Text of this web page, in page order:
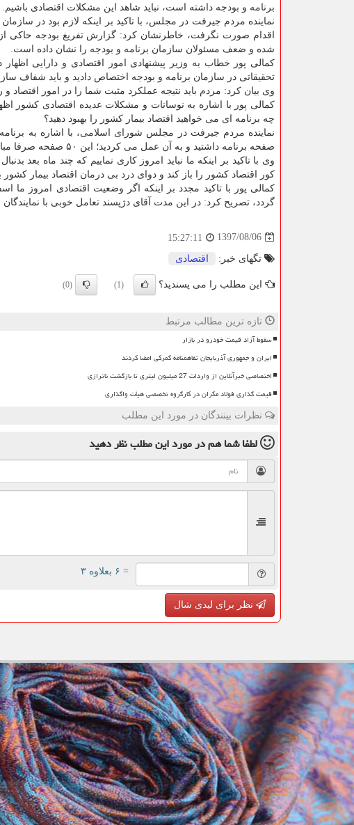
برنامه و بودجه داشته است، نباید شاهد این مشكلات اقتصادی باشیم.
نماینده مردم جیرفت در مجلس، با تاكید بر اینكه لازم بود در
اقدام صورت نگرفت، خاطرنشان كرد: گزارش تفریغ بودجه حاكی
شده و ضعف مسئولان سازمان برنامه و بودجه را نشان داده است.
تحقیقاتی در سازمان برنامه و بودجه اختصاص دادید و باید شفاف
وی بیان كرد: مردم باید نتیجه عملكرد مثبت شما را در امور اقتصاد
كمالی پور با اشاره به نوسانات و مشكلات عدیده اقتصادی كشور
چه برنامه ای می خواهید اقتصاد بیمار كشور را بهبود دهید؟
صفحه برنامه داشتید و به آن عمل می كردید؛ این ۵۰ صفحه صرفا مباحث نظریه و نوشتار است.
وی با تاكید بر اینكه ما نباید امروز كاری نماییم كه چند ماه بعد
كور اقتصاد كشور را باز كند و دوای درد بی درمان اقتصاد بیمار كشور
كمالی پور با تاكید مجدد بر اینكه اگر وضعیت اقتصادی امروز
گردد، تصریح كرد: در این مدت آقای دژپسند تعامل خوبی با
1397/08/06
15:27:11
تگهای خبر: اقتصادی
این مطلب را می پسندید؟ (1)
(0)
تازه ترین مطالب مرتبط
سقوط آزاد قیمت خودرو در بازار
ایران و جمهوری آذربایجان تفاهمنامه گمرکی امضا کردند
اختصاصی خبرآنلاین از واردات 27 میلیون لیتری تا بازگشت ناترازی
قیمت گذاری فولاد مکران در کارگروه تخصصی هیأت واگذاری
نظرات بینندگان در مورد این مطلب
لطفا شما همدر مورد این مطلبنظر دهید
= ۶ بعلاوه ۳
نظر برای لیدی شال